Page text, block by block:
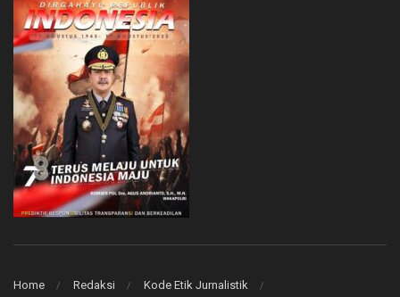
Home Redaksi Kode Etik Jurnalistik